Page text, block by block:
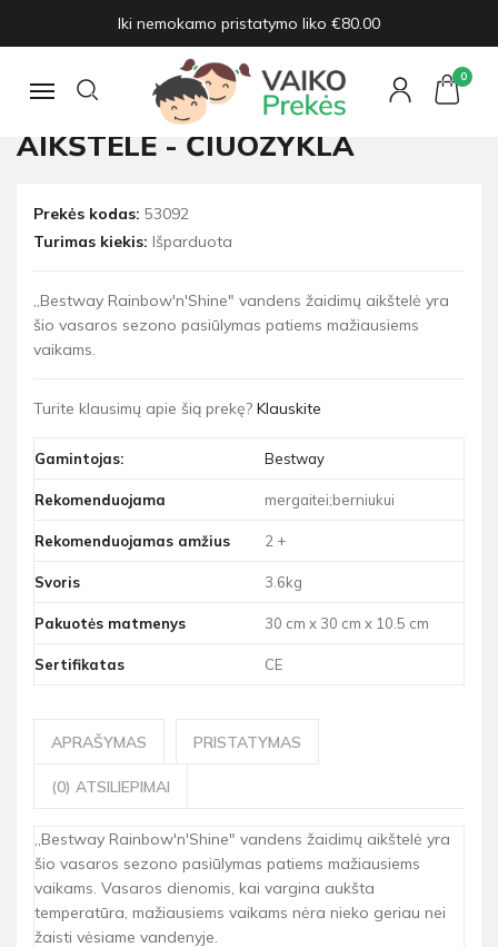
Iki nemokamo pristatymo liko €80.00
Navigacija
0
Pripučiami žaislai
Bestway vandens žaidimų aikštelė - čiuožykla
BESTWAY VANDENS ŽAIDIMŲ
AIKŠTELĖ - ČIUOŽYKLA
Prekės kodas: 53092
Turimas kiekis: Išparduota
„Bestway Rainbow'n'Shine" vandens žaidimų aikštelė yra
šio vasaros sezono pasiūlymas patiems mažiausiems
vaikams.
Turite klausimų apie šią prekę? Klauskite
Gamintojas: Bestway
Rekomenduojama mergaitei;berniukui
Rekomenduojamas amžius 2 +
Svoris 3.6kg
Pakuotės matmenys 30 cm x 30 cm x 10.5 cm
Sertifikatas CE
APRAŠYMAS PRISTATYMAS
(0) ATSILIEPIMAI
„Bestway Rainbow'n'Shine" vandens žaidimų aikštelė yra
šio vasaros sezono pasiūlymas patiems mažiausiems
vaikams. Vasaros dienomis, kai vargina aukšta
temperatūra, mažiausiems vaikams nėra nieko geriau nei
žaisti vėsiame vandenyje.